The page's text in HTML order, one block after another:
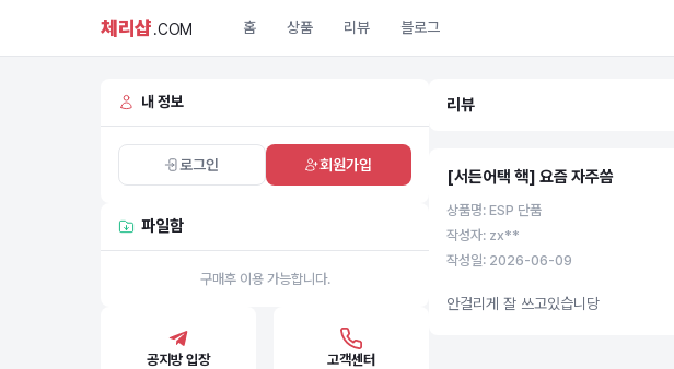
체리샵.COM 홈 상품 리뷰 블로그
내 정보
로그인 회원가입
파일함
구매후 이용 가능합니다.
공지방 입장 고객센터
리뷰
[서든어택 핵] 요즘 자주씀
상품명: ESP 단품
작성자: zx**
작성일: 2026-06-09
안걸리게 잘 쓰고있습니당